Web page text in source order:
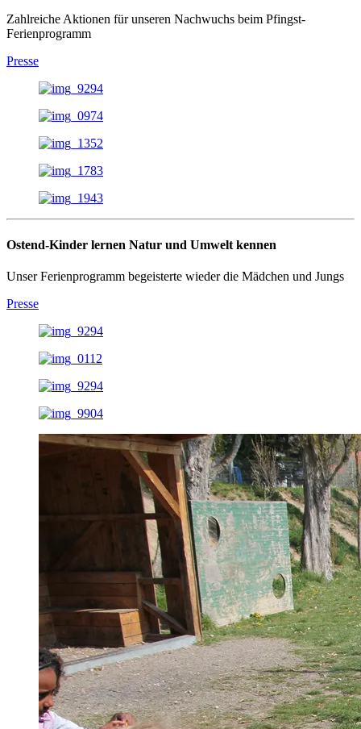
Zahlreiche Aktionen für unseren Nachwuchs beim Pfingst-
Ferienprogramm
Presse
Ostend-Kinder lernen Natur und Umwelt kennen
Unser Ferienprogramm begeisterte wieder die Mädchen und Jungs
Presse